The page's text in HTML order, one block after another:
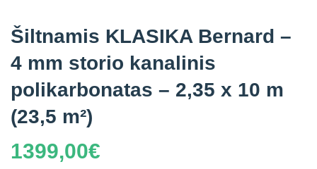
Šiltnamis KLASIKA Bernard –
4 mm storio kanalinis
polikarbonatas – 2,35 x 10 m
(23,5 m²)
1399,00€